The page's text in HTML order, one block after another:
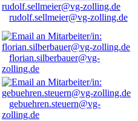
rudolf.sellmeier@vg-zolling.de
florian.silberbauer@vg-
zolling.de
gebuehren.steuern@vg-
zolling.de